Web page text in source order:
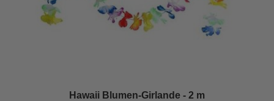
Hawaii Blumen-Girlande - 2 m